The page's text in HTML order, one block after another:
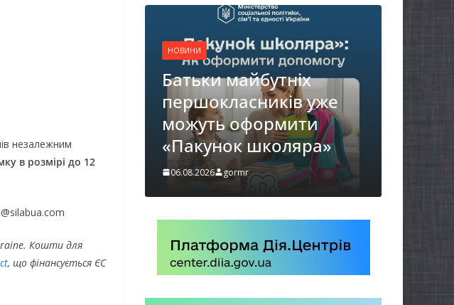
незалежним
в розмірі до 12
Кошти для
, що фінансується ЄС
першокласників уже
«Пакунок школяра»
НОВИНИ
Останніми днями
погода випробовує
жителів громади
справжньою літньою
спекою
06.08.2026 gormr